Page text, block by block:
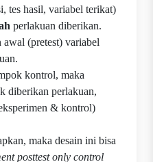
tes hasil, variabel terikat)
perlakuan diberikan.
(pretest) variabel
kontrol, maka
diberikan perlakuan,
& kontrol)
maka desain ini bisa
posttest only control